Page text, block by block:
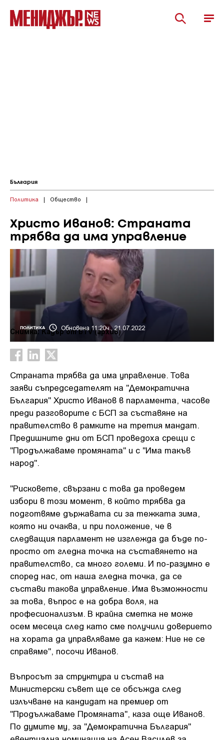
България
Политика | Общество |
Христо Иванов: Страната
трябва да има управление
ПОЛИТИКА Обновена 11:20ч., 21.07.2022
Снимка: Кадър от bTV (архив)
Страната трябва да има управление. Това
заяви съпредседателят на "Демократична
България" Христо Иванов в парламента, часове
преди разговорите с БСП за съставяне на
правителство в рамките на третия мандат.
Предишните дни от БСП проведоха срещи с
"Продължаваме промяната" и с "Има такъв
народ".
"Рисковете, свързани с това да проведем
избори в този момент, в който трябва да
подготвяме държавата си за тежката зима,
която ни очаква, и при положение, че в
следващия парламент не изглежда да бъде по-
просто от гледна точка на съставянето на
правителство, са много големи. И по-разумно е
според нас, от наша гледна точка, да се
състави такова управление. Има възможности
за това, въпрос е на добра воля, на
професионализъм. В крайна сметка не може
осем месеца след като сме получили доверието
на хората да управляваме да кажем: Ние не се
справяме", посочи Иванов.
Въпросът за структура и състав на
Министерски съвет ще се обсъжда след
излъчване на кандидат на премиер от
"Продължаваме Промяната", каза още Иванов.
По думите му, за "Демократична България"